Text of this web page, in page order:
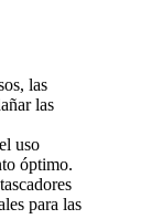
las
las
uso
óptimo.
para las